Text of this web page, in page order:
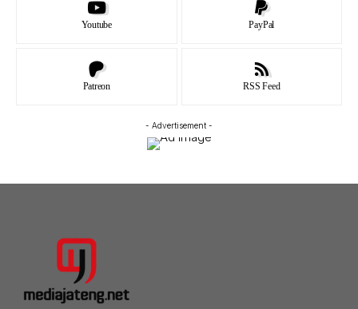
Youtube PayPal
Patreon RSS Feed
- Advertisement -